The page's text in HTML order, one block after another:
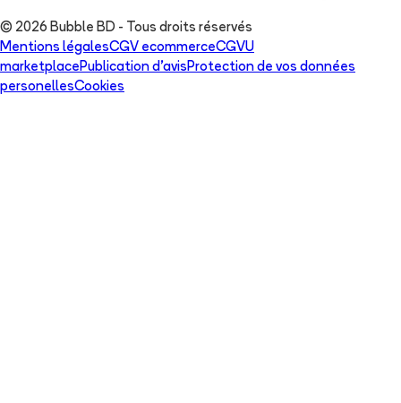
© 2026 Bubble BD - Tous droits réservés
Mentions légalesCGV ecommerceCGVU
marketplace Publication d'avis Protection de vos données
personellesCookies